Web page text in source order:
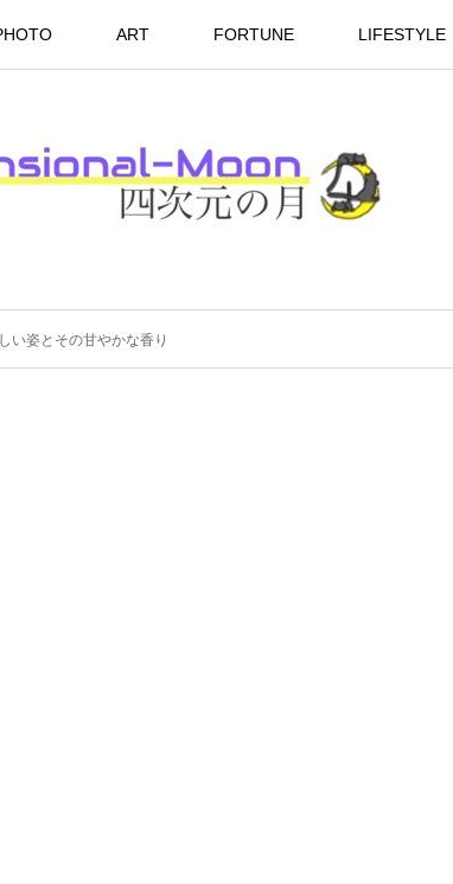
ART FORTUNE LIFESTYLE
い姿とその甘やかな香り